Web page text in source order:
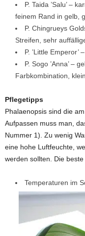
P. Taida ’Salu’ –
feinem Rand in gelb,
P. Chingrueys
Streifen, sehr
P. ’Little
P. Sogo ’Anna’ –
Farbkombination,
Pflegetipps
Phalaenopsis sind die
Aufpassen muss man,
Nummer 1). Zu wenig
eine hohe Luftfeuchte,
werden sollten. Die
Temperaturen im